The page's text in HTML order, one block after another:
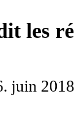
les
juin